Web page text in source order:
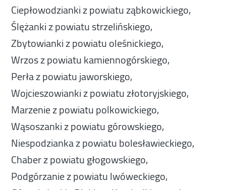
Ciepłowodzianki z powiatu ząbkowickiego,
Ślężanki z powiatu strzelińskiego,
Zbytowianki z powiatu oleśnickiego,
Wrzos z powiatu kamiennogórskiego,
Perła z powiatu jaworskiego,
Wojcieszowianki z powiatu złotoryjskiego,
Marzenie z powiatu polkowickiego,
Wąsoszanki z powiatu górowskiego,
Niespodzianka z powiatu bolesławieckiego,
Chaber z powiatu głogowskiego,
Podgórzanie z powiatu lwóweckiego,